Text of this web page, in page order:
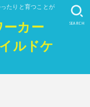
たりと育つことが
ーカー
ルドケ
SEARCH